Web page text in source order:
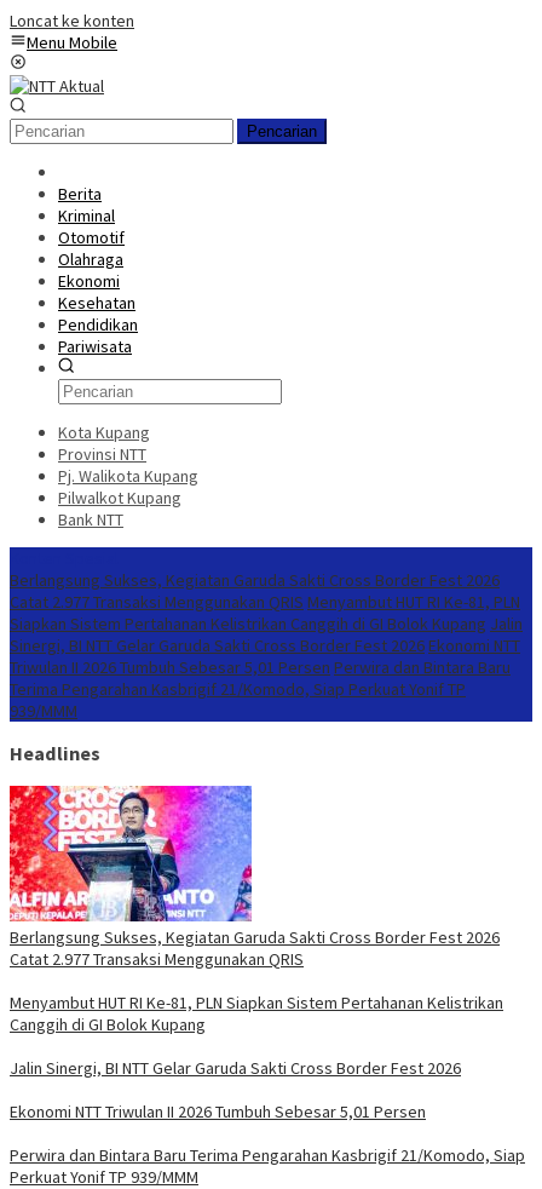
Loncat ke konten
Menu Mobile
Pencarian
Berita
Kriminal
Otomotif
Olahraga
Ekonomi
Kesehatan
Pendidikan
Pariwisata
Kota Kupang
Provinsi NTT
Pj. Walikota Kupang
Pilwalkot Kupang
Bank NTT
Berlangsung Sukses, Kegiatan Garuda Sakti Cross Border Fest 2026
Catat 2.977 Transaksi Menggunakan QRIS Menyambut HUT RI Ke-81, PLN
Siapkan Sistem Pertahanan Kelistrikan Canggih di GI Bolok Kupang Jalin
Sinergi, BI NTT Gelar Garuda Sakti Cross Border Fest 2026 Ekonomi NTT
Triwulan II 2026 Tumbuh Sebesar 5,01 Persen Perwira dan Bintara Baru
Terima Pengarahan Kasbrigif 21/Komodo, Siap Perkuat Yonif TP
939/MMM
Headlines
Berlangsung Sukses, Kegiatan Garuda Sakti Cross Border Fest 2026
Catat 2.977 Transaksi Menggunakan QRIS
Menyambut HUT RI Ke-81, PLN Siapkan Sistem Pertahanan Kelistrikan
Canggih di GI Bolok Kupang
Jalin Sinergi, BI NTT Gelar Garuda Sakti Cross Border Fest 2026
Ekonomi NTT Triwulan II 2026 Tumbuh Sebesar 5,01 Persen
Perwira dan Bintara Baru Terima Pengarahan Kasbrigif 21/Komodo, Siap
Perkuat Yonif TP 939/MMM